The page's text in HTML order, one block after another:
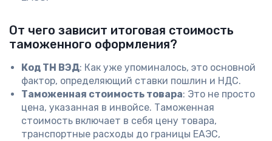
От чего зависит итоговая стоимость
таможенного оформления?
Код ТН ВЭД: Как уже упоминалось, это основной
фактор, определяющий ставки пошлин и НДС.
Таможенная стоимость товара: Это не просто
цена, указанная в инвойсе. Таможенная
стоимость включает в себя цену товара,
транспортные расходы до границы ЕАЭС,